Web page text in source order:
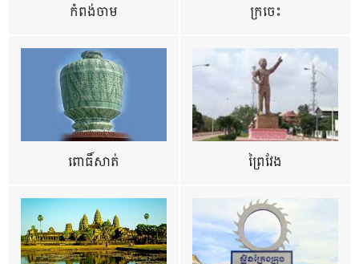
កំពង់ចាម ក្រចេះ
ពោធិ៍សាត់ ព្រៃវែង